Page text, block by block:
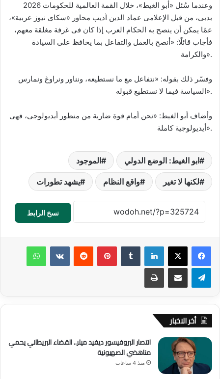
وعندما سُئل «أبو الغيط»، خلال القمة العالمية للحكومات 2026
بدبى، من قبل الإعلامى عماد الدين أديب محاور «سكاى نيوز عربية»،
عمّا يمكن أن ينصح به الحكام العرب إذا كان فى غرفة مغلقة معهم،
فأجاب قائلًا: «أنصح بالعمل والتفاعل بما يحافظ على السيادة
والكرامة».
وفسّر ذلك بقوله: «نتفاعل مع ما نستطيعه، ونناور ونراوغ ونمارس
السياسة فيما لا نستطيع قبوله».
وأضاف أبو الغيط: «نحن أمام قوة ضاربة من منظور أيديولوجى، فهى
أيديولوجية كاملة».
ابو الغيط: الوضع الدولي الموجود
لكنها لا تغير واقع النظام يشهد تطورات
نسخ الرابط
لينكدإن بينتيريست
أخر الاخبار
انتصار البروفيسور ديفيد ميلر.. القضاء البريطاني يحمي
مناهضي الصهيونية
منذ 4 ساعات